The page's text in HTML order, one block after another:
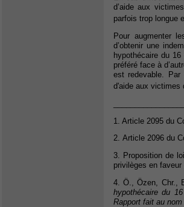
d’aide aux
parfois trop longue
Pour augmenter
d’obtenir une
hypothécaire du
préféré face à
est redevable. Par
d'aide aux victimes
1. Article 2095 du
2. Article 2096 du
3. Proposition de
privilèges en
4. Ö., Özen, Chr.,
hypothécaire du
Rapport fait au